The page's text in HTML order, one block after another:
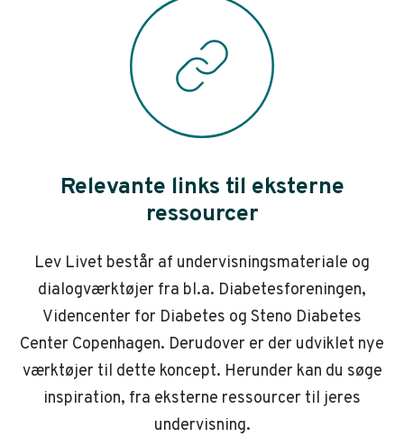
Relevante links til eksterne
ressourcer
Lev Livet består af undervisningsmateriale og
dialogværktøjer fra bl.a. Diabetesforeningen,
Videncenter for Diabetes og Steno Diabetes
Center Copenhagen. Derudover er der udviklet nye
værktøjer til dette koncept. Herunder kan du søge
inspiration, fra eksterne ressourcer til jeres
undervisning.